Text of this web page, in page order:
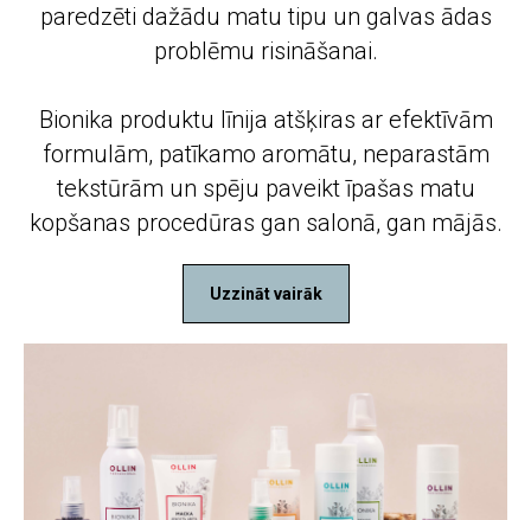
paredzēti dažādu matu tipu un galvas ādas
problēmu risināšanai.
Bionika produktu līnija atšķiras ar efektīvām
formulām, patīkamo aromātu, neparastām
tekstūrām un spēju paveikt īpašas matu
kopšanas procedūras gan salonā, gan mājās.
Uzzināt vairāk